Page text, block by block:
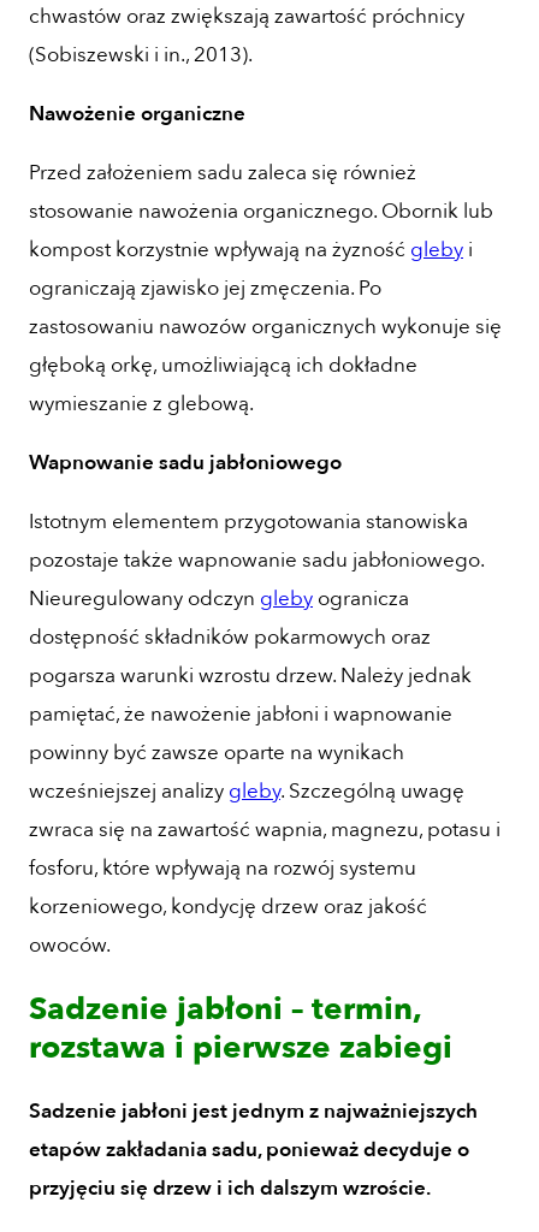
chwastów oraz zwiększają zawartość próchnicy
(Sobiszewski i in., 2013).
Nawożenie organiczne
Przed założeniem sadu zaleca się również
stosowanie nawożenia organicznego. Obornik lub
kompost korzystnie wpływają na żyzność gleby i
ograniczają zjawisko jej zmęczenia. Po
zastosowaniu nawozów organicznych wykonuje się
głęboką orkę, umożliwiającą ich dokładne
wymieszanie z glebową.
Wapnowanie sadu jabłoniowego
Istotnym elementem przygotowania stanowiska
pozostaje także wapnowanie sadu jabłoniowego.
Nieuregulowany odczyn gleby ogranicza
dostępność składników pokarmowych oraz
pogarsza warunki wzrostu drzew. Należy jednak
pamiętać, że nawożenie jabłoni i wapnowanie
powinny być zawsze oparte na wynikach
wcześniejszej analizy gleby. Szczególną uwagę
zwraca się na zawartość wapnia, magnezu, potasu i
fosforu, które wpływają na rozwój systemu
korzeniowego, kondycję drzew oraz jakość
owoców.
Sadzenie jabłoni – termin,
rozstawa i pierwsze zabiegi
Sadzenie jabłoni jest jednym z najważniejszych
etapów zakładania sadu, ponieważ decyduje o
przyjęciu się drzew i ich dalszym wzroście.